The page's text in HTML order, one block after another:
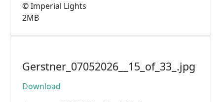
© Imperial Lights
2MB
Gerstner_07052026__15_of_33_.jpg
Download